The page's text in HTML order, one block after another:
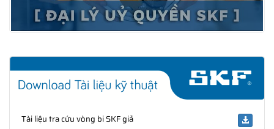
Tài liệu tra cứu vòng bi SKF giả